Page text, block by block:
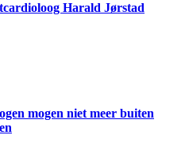
Harald Jørstad
mogen niet meer buiten